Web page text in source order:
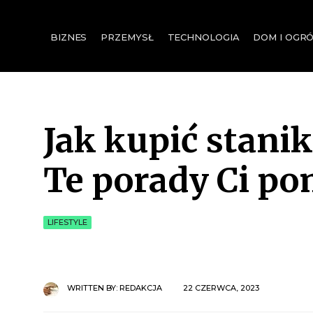
BIZNES PRZEMYSŁ TECHNOLOGIA DOM I
Jak kupić
Te porady Ci
LIFESTYLE
WRITTEN BY: REDAKCJA 22 CZERWCA, 2023